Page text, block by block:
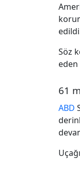
Söz
61
ABD